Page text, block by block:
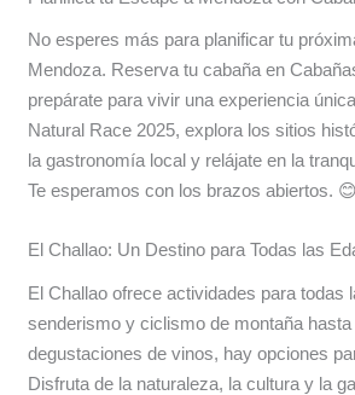
No esperes más para planificar tu
Mendoza. Reserva tu cabaña en
prepárate para vivir una experiencia
Natural Race 2025, explora los sitios
la gastronomía local y relájate en la
Te esperamos con los brazos abiertos. 😊
El Challao: Un Destino para Todas las
El Challao ofrece actividades para todas
senderismo y ciclismo de montaña
degustaciones de vinos, hay opciones
Disfruta de la naturaleza, la cultura y la